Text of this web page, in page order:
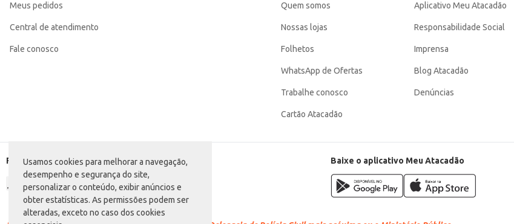
Usamos cookies para melhorar a navegação,
desempenho e segurança do site,
personalizar o conteúdo, exibir anúncios e
obter estatísticas. As permissões podem ser
alteradas, exceto no caso dos cookies
Departamento: Mercearia
Conteúdo: 500g
Meus pedidos
Central de atendimento
Fale conosco
Quem somos
Nossas lojas
Folhetos
WhatsApp de Ofertas
Trabalhe conosco
Cartão Atacadão
Aplicativo Meu Atacadão
Responsabilidade Social
Imprensa
Blog Atacadão
Denúncias
Formas de pagamento Baixe o aplicativo Meu Atacadão